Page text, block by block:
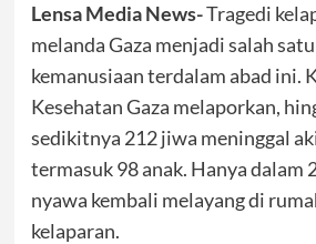
Lensa Media News-Tragedi
melanda Gaza menjadi salah
kemanusiaan terdalam abad ini.
Kesehatan Gaza melaporkan,
sedikitnya 212 jiwa meninggal
termasuk 98 anak. Hanya dalam
nyawa kembali melayang di
kelaparan.